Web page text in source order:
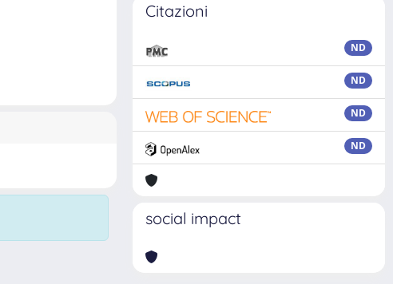
Citazioni
ND
ND
ND
ND
social impact